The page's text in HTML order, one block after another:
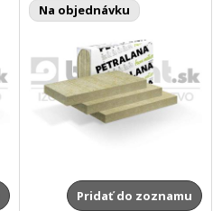
Na objednávku
Pridať do zoznamu